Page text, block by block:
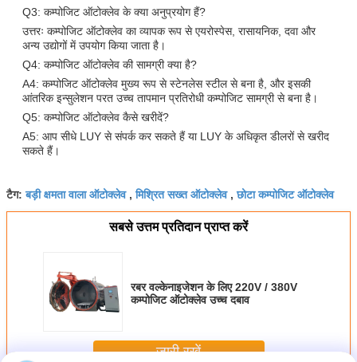
Q3: कम्पोजिट ऑटोक्लेव के क्या अनुप्रयोग हैं?
उत्तरः कम्पोजिट ऑटोक्लेव का व्यापक रूप से एयरोस्पेस, रासायनिक, दवा और
अन्य उद्योगों में उपयोग किया जाता है।
Q4: कम्पोजिट ऑटोक्लेव की सामग्री क्या है?
A4: कम्पोजिट ऑटोक्लेव मुख्य रूप से स्टेनलेस स्टील से बना है, और इसकी
आंतरिक इन्सुलेशन परत उच्च तापमान प्रतिरोधी कम्पोजिट सामग्री से बना है।
Q5: कम्पोजिट ऑटोक्लेव कैसे खरीदें?
A5: आप सीधे LUY से संपर्क कर सकते हैं या LUY के अधिकृत डीलरों से खरीद
सकते हैं।
टैग:बड़ी क्षमता वाला ऑटोक्लेव,मिश्रित सख्त ऑटोक्लेव,छोटा कम्पोजिट ऑटोक्लेव
सबसे उत्तम प्रतिदान प्राप्त करें
रबर वल्केनाइजेशन के लिए 220V / 380V
कम्पोजिट ऑटोक्लेव उच्च दबाव
जारी रखें